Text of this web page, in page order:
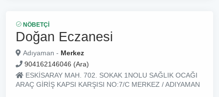
NÖBETÇI
Doğan Eczanesi
Adıyaman - Merkez
904162146046 (Ara)
ESKİSARAY MAH. 702. SOKAK 1NOLU SAĞLIK OCAĞI
ARAÇ GİRİŞ KAPSI KARŞISI NO:7/C MERKEZ / ADIYAMAN